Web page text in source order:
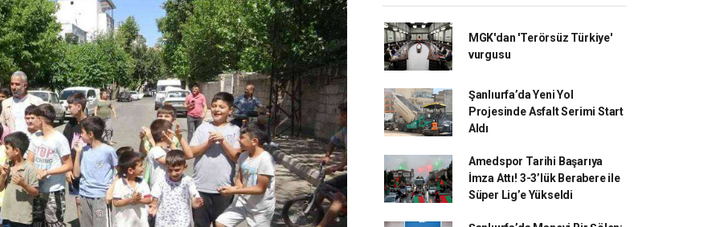
MGK'dan 'Terörsüz Türkiye'
vurgusu
Şanlıurfa’da Yeni Yol
Projesinde Asfalt Serimi Start
Aldı
Amedspor Tarihi Başarıya
İmza Attı! 3-3’lük Berabere ile
Süper Lig’e Yükseldi